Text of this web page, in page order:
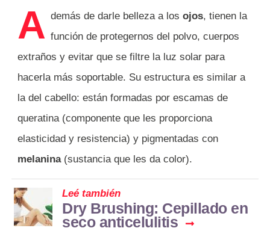
A demás de darle belleza a los ojos, tienen la
función de protegernos del polvo, cuerpos
extraños y evitar que se filtre la luz solar para
hacerla más soportable. Su estructura es similar a
la del cabello: están formadas por escamas de
queratina (componente que les proporciona
elasticidad y resistencia) y pigmentadas con
melanina(sustancia que les da color).
Leé también
Dry Brushing: Cepillado en
seco anticelulitis